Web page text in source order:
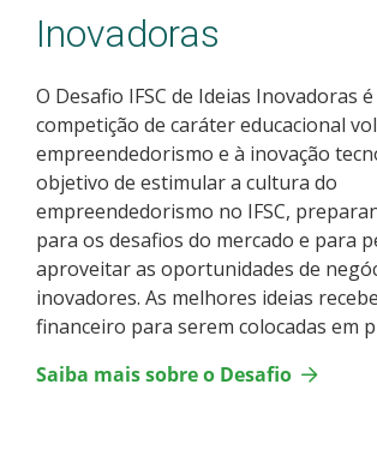
Inovadoras
O Desafio IFSC de Ideias Inovadoras
competição de caráter educacional
empreendedorismo e à inovação
objetivo de estimular a cultura do
empreendedorismo no IFSC,
para os desafios do mercado e para
aproveitar as oportunidades de
inovadores. As melhores ideias
financeiro para serem colocadas em
Saiba mais sobre o Desafio